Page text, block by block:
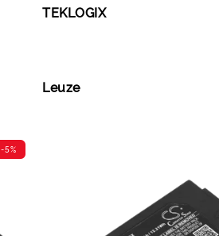
TEKLOGIX
Leuze
-5%